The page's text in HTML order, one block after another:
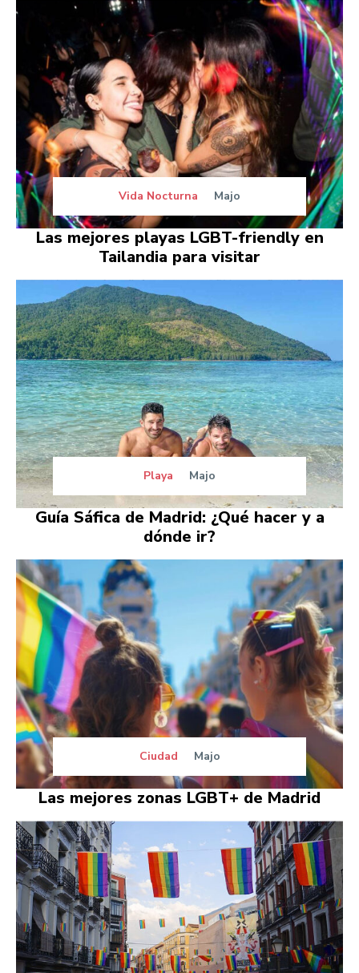
Vida Nocturna Majo
Las mejores playas LGBT-friendly en
Tailandia para visitar
Playa Majo
Guía Sáfica de Madrid: ¿Qué hacer y a
dónde ir?
Ciudad Majo
Las mejores zonas LGBT+ de Madrid